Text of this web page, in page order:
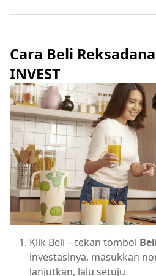
Cara Beli
INVEST
Klik Beli – tekan tombol
investasinya, masukkan
lanjutkan, lalu setuju